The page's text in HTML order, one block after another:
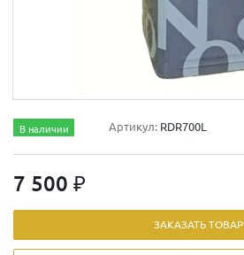
В наличии Артикул: RDR700L
7 500 ₽
ЗАКАЗАТЬ ТОВАР